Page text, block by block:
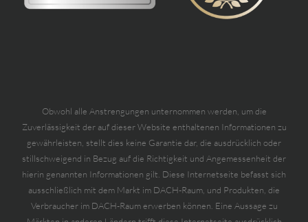
Obwohl alle Anstrengungen unternommen werden, um die
Zuverlässigkeit der auf dieser Website enthaltenen Informationen zu
gewährleisten, stellt dies keine Garantie dar, die ausdrücklich oder
stillschweigend in Bezug auf die Richtigkeit und Angemessenheit der
hierin genannten Informationen gilt. Diese Internetseite befasst sich
ausschließlich mit dem Markt im DACH-Raum, und Produkten, die
Verbraucher im DACH-Raum erwerben können. Eine Aussage zu